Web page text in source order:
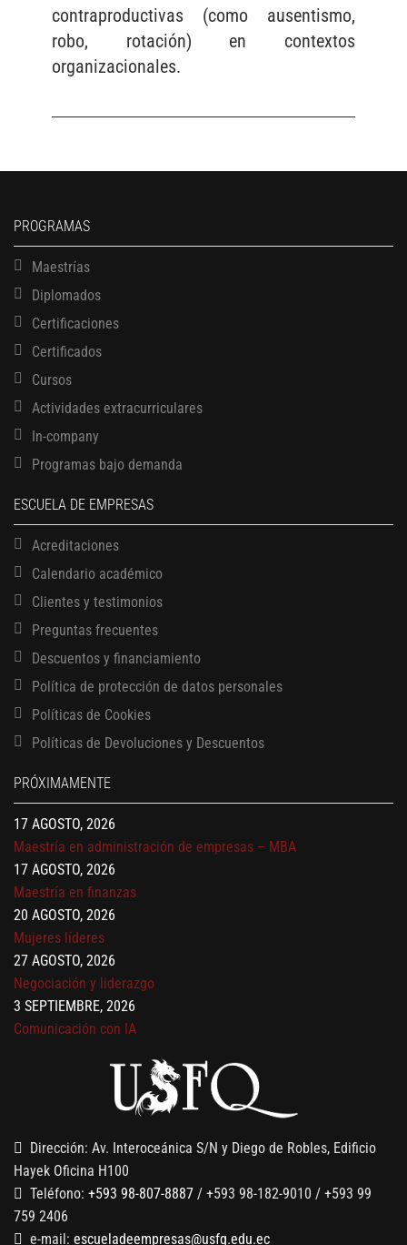
contraproductivas (como ausentismo,
robo, rotación) en contextos
organizacionales.
PROGRAMAS
Maestrías
Diplomados
Certificaciones
Certificados
Cursos
Actividades extracurriculares
In-company
Programas bajo demanda
ESCUELA DE EMPRESAS
Acreditaciones
Calendario académico
Clientes y testimonios
Preguntas frecuentes
Descuentos y financiamiento
Política de protección de datos personales
Políticas de Cookies
Políticas de Devoluciones y Descuentos
PRÓXIMAMENTE
13 AGOSTO, 2026
17 AGOSTO, 2026
Gerencia de empresas familiares
17 AGOSTO, 2026
Maestría en administración de empresas – MBA
17 AGOSTO, 2026
Maestría en finanzas
20 AGOSTO, 2026
Mujeres líderes
27 AGOSTO, 2026
Negociación y liderazgo
3 SEPTIEMBRE, 2026
Comunicación con IA
Gobernanza de datos
13 AGOSTO, 2026
Finanzas para no financieros
Dirección: Av. Interoceánica S/N y Diego de Robles, Edificio
Hayek Oficina H100
Teléfono: +593 98-807-8887 / +593 98-182-9010 / +593 99
759 2406
e-mail: escueladeempresas@usfq.edu.ec